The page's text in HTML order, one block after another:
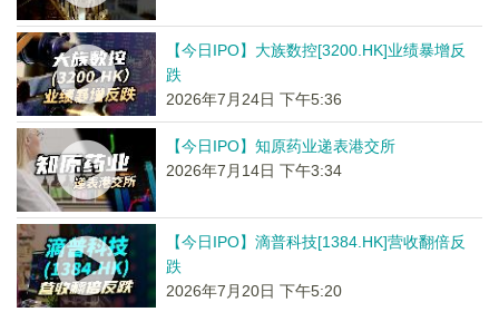
【今日IPO】大族数控[3200.HK]业绩暴增反
跌
2026年7月24日 下午5:36
【今日IPO】知原药业递表港交所
2026年7月14日 下午3:34
【今日IPO】滴普科技[1384.HK]营收翻倍反
跌
2026年7月20日 下午5:20